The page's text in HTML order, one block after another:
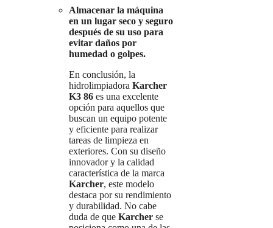
Almacenar la máquina
en un lugar seco y seguro
después de su uso para
evitar daños por
humedad o golpes.
En conclusión, la
hidrolimpiadora Karcher
K3 86 es una excelente
opción para aquellos que
buscan un equipo potente
y eficiente para realizar
tareas de limpieza en
exteriores. Con su diseño
innovador y la calidad
característica de la marca
Karcher, este modelo
destaca por su rendimiento
y durabilidad. No cabe
duda de que Karcher se